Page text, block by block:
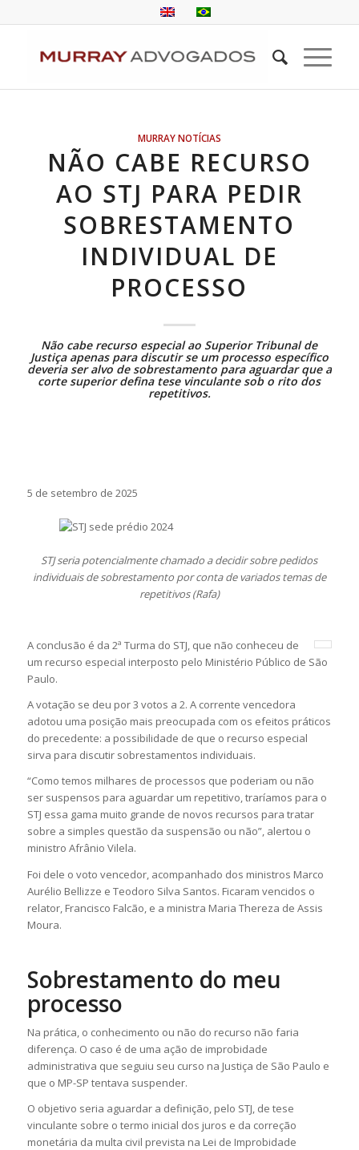
MURRAY NOTÍCIAS
NÃO CABE RECURSO
AO STJ PARA PEDIR
SOBRESTAMENTO
INDIVIDUAL DE
PROCESSO
Não cabe recurso especial ao Superior Tribunal de
Justiça apenas para discutir se um processo específico
deveria ser alvo de sobrestamento para aguardar que a
corte superior defina tese vinculante sob o rito dos
repetitivos.
5 de setembro de 2025
STJ seria potencialmente chamado a decidir sobre pedidos
individuais de sobrestamento por conta de variados temas de
repetitivos (Rafa)
A conclusão é da 2ª Turma do STJ, que não conheceu de
um recurso especial interposto pelo Ministério Público de São
Paulo.
A votação se deu por 3 votos a 2. A corrente vencedora
adotou uma posição mais preocupada com os efeitos práticos
do precedente: a possibilidade de que o recurso especial
sirva para discutir sobrestamentos individuais.
“Como temos milhares de processos que poderiam ou não
ser suspensos para aguardar um repetitivo, traríamos para o
STJ essa gama muito grande de novos recursos para tratar
sobre a simples questão da suspensão ou não”, alertou o
ministro Afrânio Vilela.
Foi dele o voto vencedor, acompanhado dos ministros Marco
Aurélio Bellizze e Teodoro Silva Santos. Ficaram vencidos o
relator, Francisco Falcão, e a ministra Maria Thereza de Assis
Moura.
Sobrestamento do meu
processo
Na prática, o conhecimento ou não do recurso não faria
diferença. O caso é de uma ação de improbidade
administrativa que seguiu seu curso na Justiça de São Paulo e
que o MP-SP tentava suspender.
O objetivo seria aguardar a definição, pelo STJ, de tese
vinculante sobre o termo inicial dos juros e da correção
monetária da multa civil prevista na Lei de Improbidade